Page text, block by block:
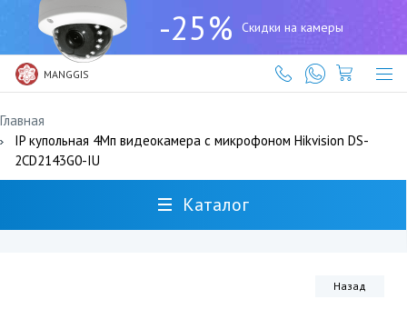
-25% Скидки на камеры
MANGGIS
(727)
317-
61-
61
Главная
IP купольная 4Мп видеокамера с микрофоном Hikvision DS-
2CD2143G0-IU
Каталог
Назад